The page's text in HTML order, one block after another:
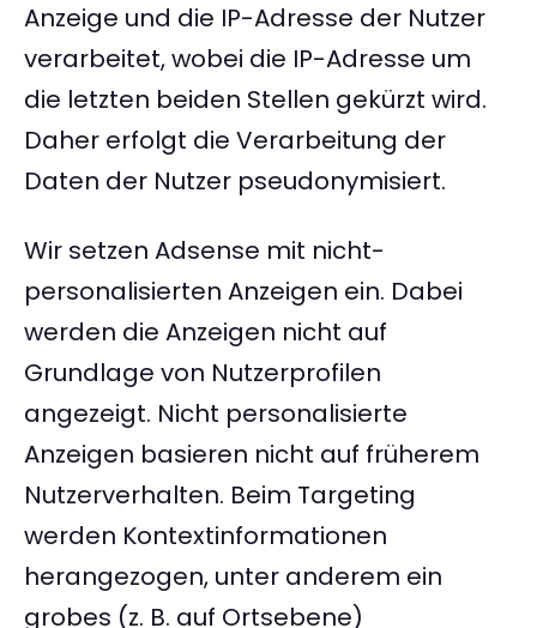
Anzeige und die IP-Adresse der Nutzer
verarbeitet, wobei die IP-Adresse um
die letzten beiden Stellen gekürzt wird.
Daher erfolgt die Verarbeitung der
Daten der Nutzer pseudonymisiert.
Wir setzen Adsense mit nicht-
personalisierten Anzeigen ein. Dabei
werden die Anzeigen nicht auf
Grundlage von Nutzerprofilen
angezeigt. Nicht personalisierte
Anzeigen basieren nicht auf früherem
Nutzerverhalten. Beim Targeting
werden Kontextinformationen
herangezogen, unter anderem ein
grobes (z. B. auf Ortsebene)